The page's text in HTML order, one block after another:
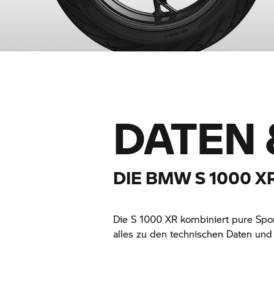
DATEN
DIEBMW S 1000
DieS 1000 XR kombiniert pure
alles zu den technischen Daten